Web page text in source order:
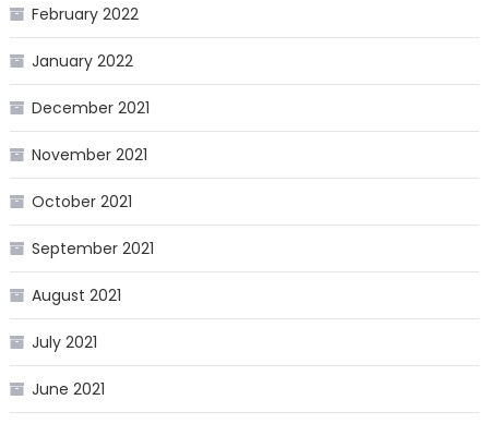
February 2022
January 2022
December 2021
November 2021
October 2021
September 2021
August 2021
July 2021
June 2021